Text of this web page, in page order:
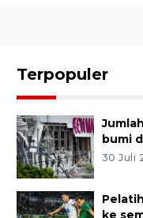
Terpopuler
bumi
30 Juli
ke